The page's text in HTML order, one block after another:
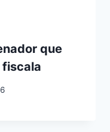
que
fiscala